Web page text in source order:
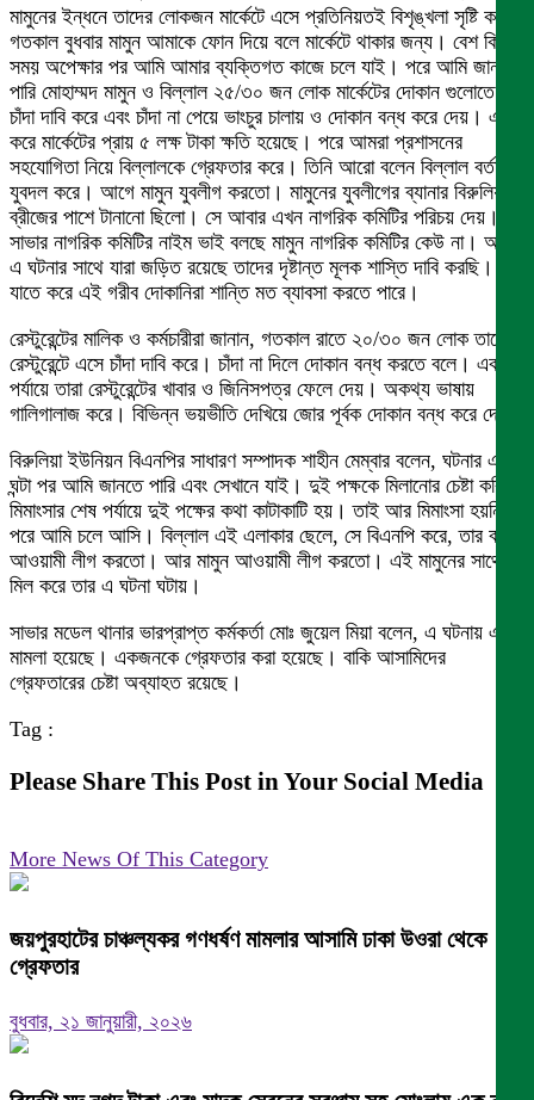
মামুনের ইন্ধনে তাদের লোকজন মার্কেটে এসে প্রতিনিয়তই বিশৃঙ্খলা সৃষ্টি করে।
গতকাল বুধবার মামুন আমাকে ফোন দিয়ে বলে মার্কেটে থাকার জন্য। বেশ কিছু
সময় অপেক্ষার পর আমি আমার ব্যক্তিগত কাজে চলে যাই। পরে আমি জানতে
পারি মোহাম্মদ মামুন ও বিল্লাল ২৫/৩০ জন লোক মার্কেটের দোকান গুলোতে
চাঁদা দাবি করে এবং চাঁদা না পেয়ে ভাংচুর চালায় ও দোকান বন্ধ করে দেয়। এতে
করে মার্কেটের প্রায় ৫ লক্ষ টাকা ক্ষতি হয়েছে। পরে আমরা প্রশাসনের
সহযোগিতা নিয়ে বিল্লালকে গ্রেফতার করে। তিনি আরো বলেন বিল্লাল বর্তমানে
যুবদল করে। আগে মামুন যুবলীগ করতো। মামুনের যুবলীগের ব্যানার বিরুলিয়া
ব্রীজের পাশে টানানো ছিলো। সে আবার এখন নাগরিক কমিটির পরিচয় দেয়।
সাভার নাগরিক কমিটির নাইম ভাই বলছে মামুন নাগরিক কমিটির কেউ না। আমি
এ ঘটনার সাথে যারা জড়িত রয়েছে তাদের দৃষ্টান্ত মূলক শাস্তি দাবি করছি।
যাতে করে এই গরীব দোকানিরা শান্তি মত ব্যাবসা করতে পারে।
রেস্টুরেন্টের মালিক ও কর্মচারীরা জানান, গতকাল রাতে ২০/৩০ জন লোক তাদের
রেস্টুরেন্টে এসে চাঁদা দাবি করে। চাঁদা না দিলে দোকান বন্ধ করতে বলে। এক
পর্যায়ে তারা রেস্টুরেন্টের খাবার ও জিনিসপত্র ফেলে দেয়। অকথ্য ভাষায়
গালিগালাজ করে। বিভিন্ন ভয়ভীতি দেখিয়ে জোর পূর্বক দোকান বন্ধ করে দেয়।
বিরুলিয়া ইউনিয়ন বিএনপির সাধারণ সম্পাদক শাহীন মেম্বার বলেন, ঘটনার এক
ঘন্টা পর আমি জানতে পারি এবং সেখানে যাই। দুই পক্ষকে মিলানোর চেষ্টা করি।
মিমাংসার শেষ পর্যায়ে দুই পক্ষের কথা কাটাকাটি হয়। তাই আর মিমাংসা হয়নি।
পরে আমি চলে আসি। বিল্লাল এই এলাকার ছেলে, সে বিএনপি করে, তার বাবা
আওয়ামী লীগ করতো। আর মামুন আওয়ামী লীগ করতো। এই মামুনের সাথে
মিল করে তার এ ঘটনা ঘটায়।
সাভার মডেল থানার ভারপ্রাপ্ত কর্মকর্তা মোঃ জুয়েল মিয়া বলেন, এ ঘটনায় একটি
মামলা হয়েছে। একজনকে গ্রেফতার করা হয়েছে। বাকি আসামিদের
গ্রেফতারের চেষ্টা অব্যাহত রয়েছে।
Tag :
Please Share This Post in Your Social Media
More News Of This Category
জয়পুরহাটের চাঞ্চল্যকর গণধর্ষণ মামলার আসামি ঢাকা উওরা থেকে
গ্রেফতার
বুধবার, ২১ জানুয়ারী, ২০২৬